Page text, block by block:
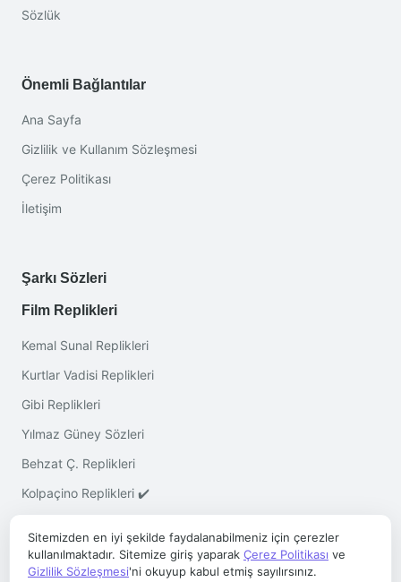
Sözlük
Önemli Bağlantılar
Ana Sayfa
Gizlilik ve Kullanım Sözleşmesi
Çerez Politikası
İletişim
Şarkı Sözleri
Film Replikleri
Kemal Sunal Replikleri
Kurtlar Vadisi Replikleri
Gibi Replikleri
Yılmaz Güney Sözleri
Behzat Ç. Replikleri
Kolpaçino Replikleri ✔️
Sitemizden en iyi şekilde faydalanabilmeniz için çerezler
kullanılmaktadır. Sitemize giriş yaparak Çerez Politikası ve
Gizlilik Sözleşmesi'ni okuyup kabul etmiş sayılırsınız.